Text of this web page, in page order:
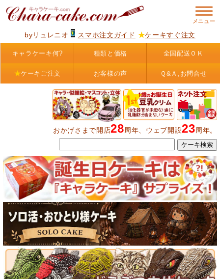
byリュレニオ スマホ注文ガイド ★ケーキすぐ注文
キャラケーキ何? 種類と価格 全国配送ＯＫ
★ケーキご注文 お客様の声 Ｑ&Ａ,お問合せ
おかげさまで開店28周年、ウェブ開設23周年。